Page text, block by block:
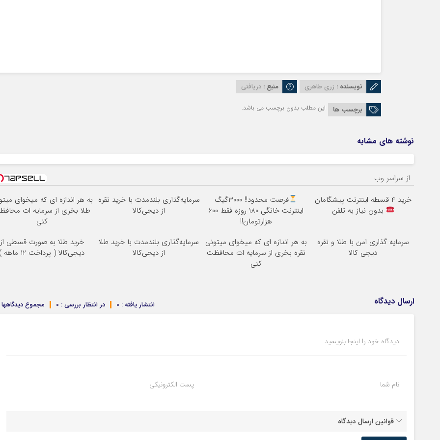
نویسنده : زری طاهری منبع : دریافتی
برچسب ها این مطلب بدون برچسب می باشد.
نوشته های مشابه
از سراسر وب
خرید 4 قسطه اینترنت پیشگامان
بدون نیاز به تلفن
فرصت محدود!! 3000گیگ
اینترنت خانگی 180 روزه فقط 600
هزارتومان!!
سرمایه‌گذاری بلندمدت با خرید نقره
از دیجی‌کالا
به هر اندازه ای که میخوای
طلا بخری از سرمایه ات
کنی
سرمایه گذاری امن با طلا و نقره
دیجی کالا
به هر اندازه ای که میخوای میتونی
نقره بخری از سرمایه ات محافظت
کنی
سرمایه‌گذاری بلندمدت با خرید طلا
از دیجی‌کالا
خرید طلا به صورت قسطی از
دیجی‌کالا ( پرداخت 12 ماهه )
ارسال دیدگاه مجموع دیدگاهها در انتظار بررسی : 0 انتشار یافته : 0
دیدگاه خود را اینجا بنویسید
نام شما پست الکترونیکی
قوانین ارسال دیدگاه